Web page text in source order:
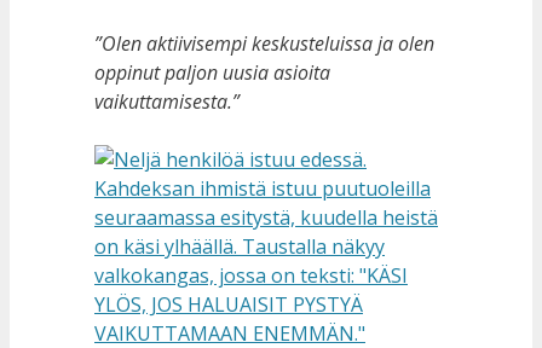
”Olen aktiivisempi keskusteluissa ja olen
oppinut paljon uusia asioita
vaikuttamisesta.”